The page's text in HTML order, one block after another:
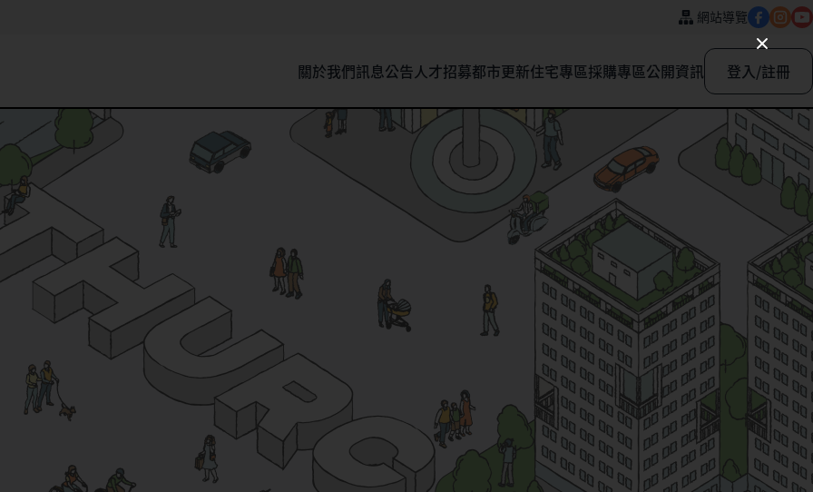
網站導覽
關於我們訊息公告人才招募都市更新住宅專區採購專區公開資訊 登入/註冊